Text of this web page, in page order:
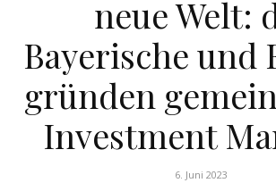
Weik
neue Welt:
Bayerische und
gründen
Investment
6. Juni 2023